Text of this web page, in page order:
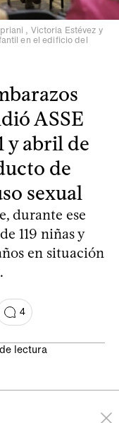
, Victoria Estévez y
en el edificio del
ASSE
y abril de
de
sexual
durante ese
119 niñas y
en situación
4
lectura